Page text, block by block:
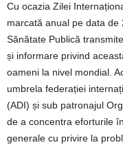
Cu ocazia Zilei
marcată anual pe data
Sănătate Publică
și informare privind
oameni la nivel mondial.
umbrela federației
(ADI) și sub patronajul
de a concentra eforturile
generale cu privire la